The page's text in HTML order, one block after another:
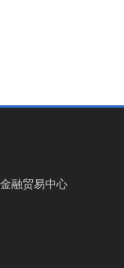
融贸易中心